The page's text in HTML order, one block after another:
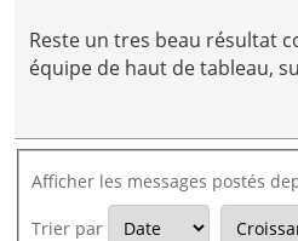
Reste un tres beau résultat
équipe de haut de tableau,
Afficher les messages postés
Trier par